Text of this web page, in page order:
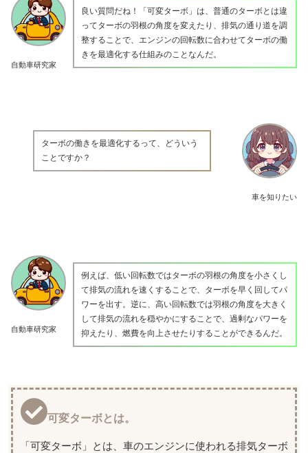
自動車研究家
良い質問だね！「可変ターボ」は、普通のターボとは違
ってターボの羽根の角度を変えたり、排気の通り道を調
整することで、エンジンの回転数に合わせてターボの働
きを最適化する仕組みのことなんだ。
車を知りたい
ターボの働きを最適化するって、どういう
ことですか？
自動車研究家
例えば、低い回転数ではターボの羽根の角度を小さくし
て排気の流れを速くすることで、ターボを早く回してパ
ワーを出す。逆に、高い回転数では羽根の角度を大きく
して排気の流れを穏やかにすることで、過剰なパワーを
抑えたり、燃費を向上させたりすることができるんだ。
可変ターボとは。
「可変ターボ」とは、車のエンジンに使われる排気ターボ